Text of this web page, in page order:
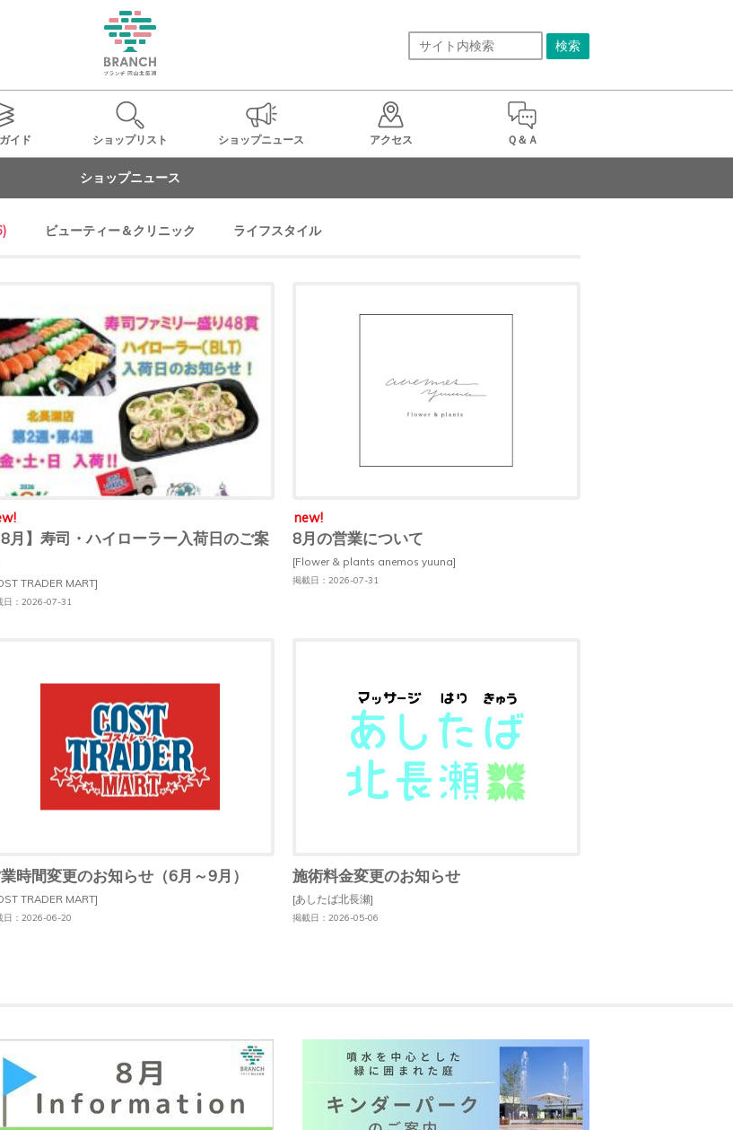
イド ショップリスト ショップニュース アクセス Ｑ＆Ａ
ショップニュース
ビューティー＆クリニック ライフスタイル
8月】寿司・ハイローラー入荷日のご案
TRADER MART]
日：2026-07-31
new!
8月の営業について
[Flower & plants anemos yuuna]
掲載日：2026-07-31
時間変更のお知らせ（6月～9月）
TRADER MART]
日：2026-06-20
施術料金変更のお知らせ
[あしたば北長瀬]
掲載日：2026-05-06